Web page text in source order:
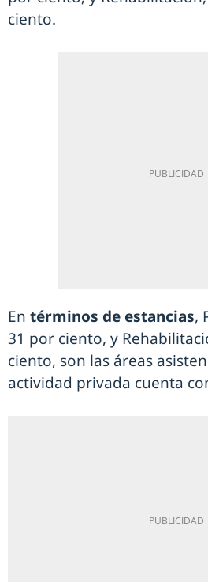
ciento.
En términos de estancias,
31 por ciento, y
ciento, son las áreas
actividad privada cuenta